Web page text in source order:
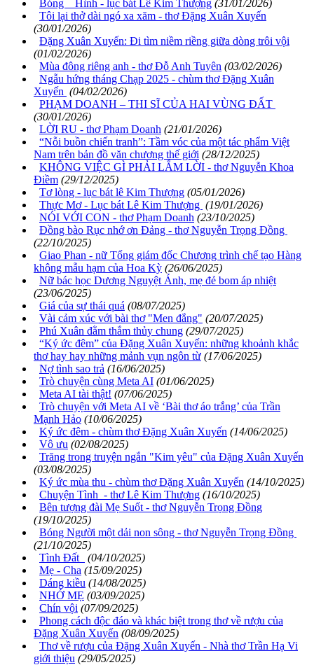
Bóng Hình - lục bát Lê Kim Thượng (31/01/2026)
Tôi lại thở dài ngó xa xăm - thơ Đặng Xuân Xuyến
(30/01/2026)
Đặng Xuân Xuyến: Đi tìm niềm riềng giữa dòng trôi vội
(01/02/2026)
Mùa đông riêng anh - thơ Đỗ Anh Tuyên (03/02/2026)
Ngẫu hứng tháng Chạp 2025 - chùm thơ Đặng Xuân
Xuyến (04/02/2026)
PHẠM DOANH – THI SĨ CỦA HAI VÙNG ĐẤT
(30/01/2026)
LỜI RU - thơ Phạm Doanh (21/01/2026)
“Nỗi buồn chiến tranh”: Tầm vóc của một tác phẩm Việt
Nam trên bản đồ văn chương thế giới (28/12/2025)
KHÔNG VIỆC GÌ PHẢI LẮM LỜI - thơ Nguyễn Khoa
Điềm (29/12/2025)
Tơ lòng - lục bát lê Kim Thượng (05/01/2026)
Thực Mơ - Lục bát Lê Kim Thượng (19/01/2026)
NÓI VỚI CON - thơ Phạm Doanh (23/10/2025)
Đồng bào Rục nhớ ơn Đảng - thơ Nguyễn Trọng Đồng
(22/10/2025)
Giao Phan - nữ Tổng giám đốc Chương trình chế tạo Hàng
không mẫu hạm của Hoa Kỳ (26/06/2025)
Nữ bác học Dương Nguyệt Ánh, mẹ đẻ bom áp nhiệt
(23/06/2025)
Giá của sự thái quá (08/07/2025)
Vài cảm xúc với bài thơ "Men đắng" (20/07/2025)
Phú Xuân đằm thắm thủy chung (29/07/2025)
“Ký ức đêm” của Đặng Xuân Xuyến: những khoảnh khắc
thơ hay hay những mảnh vụn ngôn từ (17/06/2025)
Nợ tình sao trả (16/06/2025)
Trò chuyện cùng Meta AI (01/06/2025)
Meta AI tài thật! (07/06/2025)
Trò chuyện với Meta AI về ‘Bài thơ áo trắng’ của Trần
Mạnh Hảo (10/06/2025)
Ký ức đêm - chùm thơ Đặng Xuân Xuyến (14/06/2025)
Vô ưu (02/08/2025)
Trăng trong truyện ngắn "Kim yêu" của Đặng Xuân Xuyến
(03/08/2025)
Ký ức mùa thu - chùm thơ Đặng Xuân Xuyến (14/10/2025)
Chuyện Tình - thơ Lê Kim Thượng (16/10/2025)
Bên tượng đài Mẹ Suốt - thơ Nguyễn Trọng Đồng
(19/10/2025)
Bóng Người một dải non sông - thơ Nguyễn Trọng Đồng
(21/10/2025)
Tình Đất
(04/10/2025)
Mẹ - Cha (15/09/2025)
Dáng kiều (14/08/2025)
NHỚ MẸ (03/09/2025)
Chín vội (07/09/2025)
Phong cách độc đáo và khác biệt trong thơ về rượu của
Đặng Xuân Xuyến (08/09/2025)
Thơ về rượu của Đặng Xuân Xuyến - Nhà thơ Trần Hạ Vi
giới thiệu (29/05/2025)